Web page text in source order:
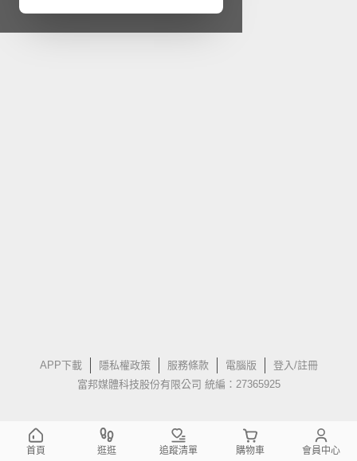
APP下載 隱私權政策 服務條款 電腦版
登入/註冊
富邦媒體科技股份有限公司 統編：27365925
首頁 逛逛 追蹤清單 購物車 會員中心